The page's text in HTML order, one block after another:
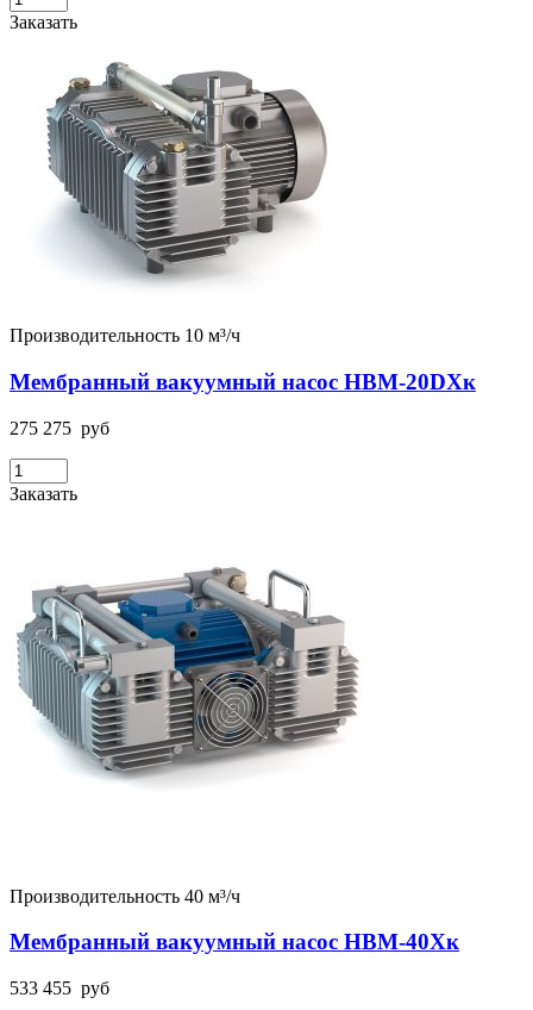
Заказать
Производительность 10 м³/ч
Мембранный вакуумный насос НВМ-20DХк
275 275 руб
Заказать
Производительность 40 м³/ч
Мембранный вакуумный насос НВМ-40Хк
533 455 руб